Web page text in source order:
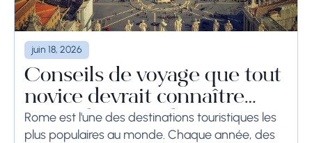
juin 18, 2026
Conseils de voyage que tout
novice devrait connaître
avant de se rendre à Rome
Rome est l'une des destinations touristiques les
plus populaires au monde. Chaque année, des